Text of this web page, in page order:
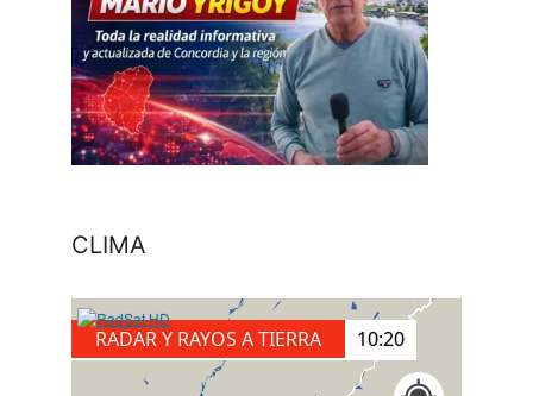
CLIMA
RADAR Y RAYOS A TIERRA 10:50